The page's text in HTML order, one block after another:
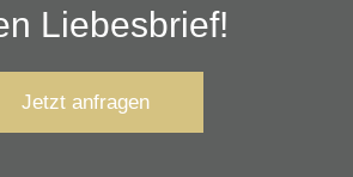
Liebesbrief!
Jetzt anfragen